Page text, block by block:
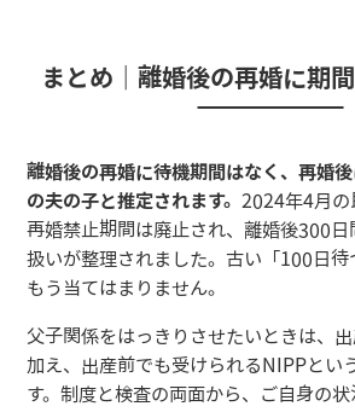
まとめ｜離婚後の再婚に期
離婚後の再婚に待機期間はなく、再婚
の夫の子と推定されます。2024年4月の
再婚禁止期間は廃止され、離婚後300日
扱いが整理されました。古い「100日待
もう当てはまりません。
父子関係をはっきりさせたいときは、
加え、出産前でも受けられるNIPPとい
す。制度と検査の両面から、ご自身の